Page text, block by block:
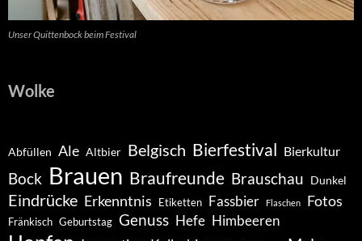
Unser Quittenbock beim Festival
Wolke
Abfüllen Ale Altbier Belgisch Bierfestival Bierkultur
Bock Brauen Braufreunde Brauschau Dunkel
Eindrücke Erkenntnis Etiketten Fassbier Flaschen Fotos
Fränkisch Geburtstag Genuss Hefe Himbeeren